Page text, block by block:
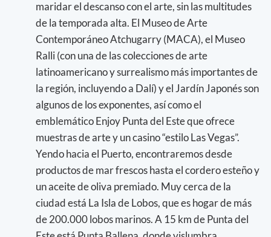
maridar el descanso con el arte, sin las multitudes
de la temporada alta. El Museo de Arte
Contemporáneo Atchugarry (MACA), el Museo
Ralli (con una de las colecciones de arte
latinoamericano y surrealismo más importantes de
la región, incluyendo a Dalí) y el Jardín Japonés son
algunos de los exponentes, así como el
emblemático Enjoy Punta del Este que ofrece
muestras de arte y un casino “estilo Las Vegas”.
Yendo hacia el Puerto, encontraremos desde
productos de mar frescos hasta el cordero esteño y
un aceite de oliva premiado. Muy cerca de la
ciudad está La Isla de Lobos, que es hogar de más
de 200.000 lobos marinos. A 15 km de Punta del